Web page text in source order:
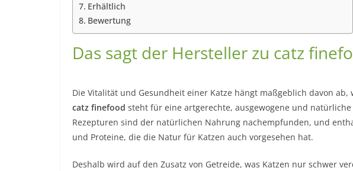
Erhältlich
Bewertung
Das sagt der Hersteller zu catz
Die Vitalität und Gesundheit einer Katze hängt maßgeblich davon
catz finefood steht für eine artgerechte, ausgewogene und
Rezepturen sind der natürlichen Nahrung nachempfunden, und
und Proteine, die die Natur für Katzen auch vorgesehen hat.
Deshalb wird auf den Zusatz von Getreide, was Katzen nur schwer